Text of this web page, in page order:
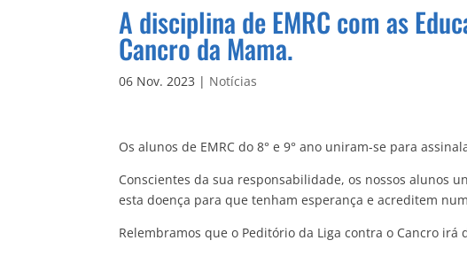
A disciplina de EMRC com as
Cancro da Mama.
06 Nov. 2023 | Notícias
Os alunos de EMRC do 8° e 9° ano uniram-se para
Conscientes da sua responsabilidade, os nossos alunos
esta doença para que tenham esperança e acreditem
Relembramos que o Peditório da Liga contra o Cancro irá